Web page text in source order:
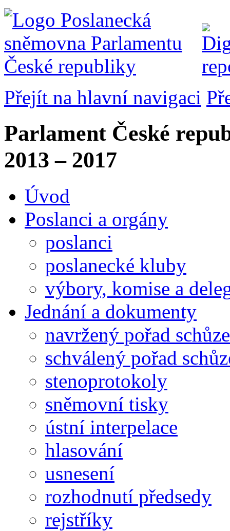
Přejít na hlavní navigaci
Parlament České
2013 – 2017
Úvod
Poslanci a orgány
poslanci
poslanecké kluby
výbory, komise a
Jednání a dokumenty
navržený pořad schůze
schválený pořad
stenoprotokoly
sněmovní tisky
ústní interpelace
hlasování
usnesení
rozhodnutí předsedy
rejstříky